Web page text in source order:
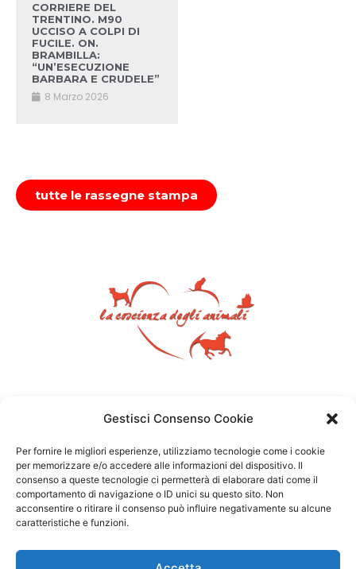
Gestisci Consenso Cookie
Per fornire le migliori esperienze, utilizziamo tecnologie come i cookie
per memorizzare e/o accedere alle informazioni del dispositivo. Il
consenso a queste tecnologie ci permetterà di elaborare dati come il
comportamento di navigazione o ID unici su questo sito. Non
acconsentire o ritirare il consenso può influire negativamente su alcune
caratteristiche e funzioni.
CORRIERE DEL
TRENTINO. M90
UCCISO A COLPI DI
FUCILE. ON.
BRAMBILLA:
“UN’ESECUZIONE
BARBARA E CRUDELE”
8 Marzo 2026
tutte le rassegne stampa